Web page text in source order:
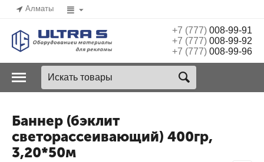
Алматы
+7 (777)008-99-91
+7 (777)008-99-92
+7 (777)008-99-96
Баннер (бэклит
светорассеивающий) 400гр,
3,20*50м